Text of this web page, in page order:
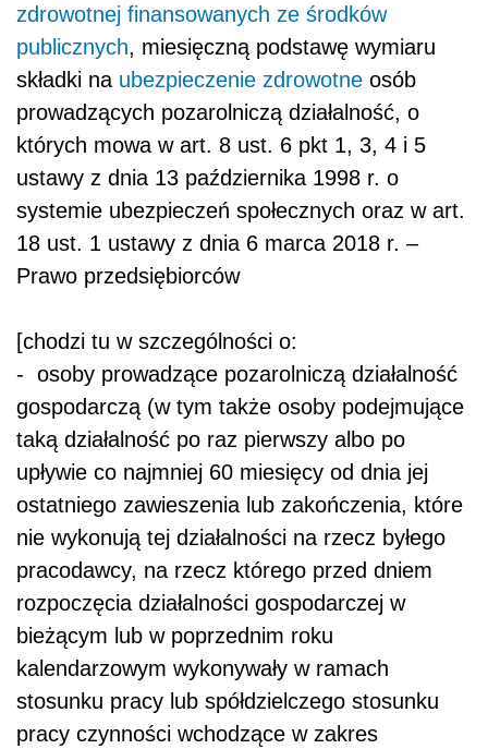
zdrowotnej finansowanych ze środków
publicznych, miesięczną podstawę wymiaru
składki na ubezpieczenie zdrowotne osób
prowadzących pozarolniczą działalność, o
których mowa w art. 8 ust. 6 pkt 1, 3, 4 i 5
ustawy z dnia 13 października 1998 r. o
systemie ubezpieczeń społecznych oraz w art.
18 ust. 1 ustawy z dnia 6 marca 2018 r. –
Prawo przedsiębiorców
[chodzi tu w szczególności o:
- osoby prowadzące pozarolniczą działalność
gospodarczą (w tym także osoby podejmujące
taką działalność po raz pierwszy albo po
upływie co najmniej 60 miesięcy od dnia jej
ostatniego zawieszenia lub zakończenia, które
nie wykonują tej działalności na rzecz byłego
pracodawcy, na rzecz którego przed dniem
rozpoczęcia działalności gospodarczej w
bieżącym lub w poprzednim roku
kalendarzowym wykonywały w ramach
stosunku pracy lub spółdzielczego stosunku
pracy czynności wchodzące w zakres